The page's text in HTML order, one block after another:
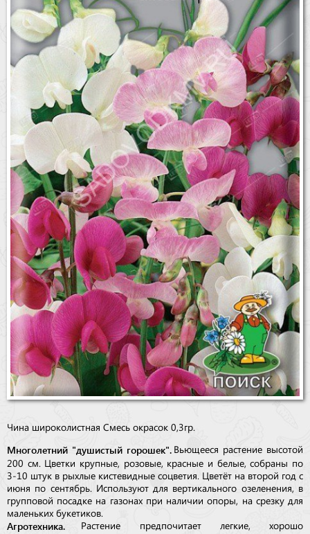
Чина широколистная Смесь окрасок 0,3гр.
Многолетний "душистый горошек". Вьющееся растение высотой
200 см. Цветки крупные, розовые, красные и белые, собраны по
3-10 штук в рыхлые кистевидные соцветия. Цветёт на второй год с
июня по сентябрь. Используют для вертикального озеленения, в
групповой посадке на газонах при наличии опоры, на срезку для
маленьких букетиков.
Агротехника. Растение предпочитает легкие, хорошо